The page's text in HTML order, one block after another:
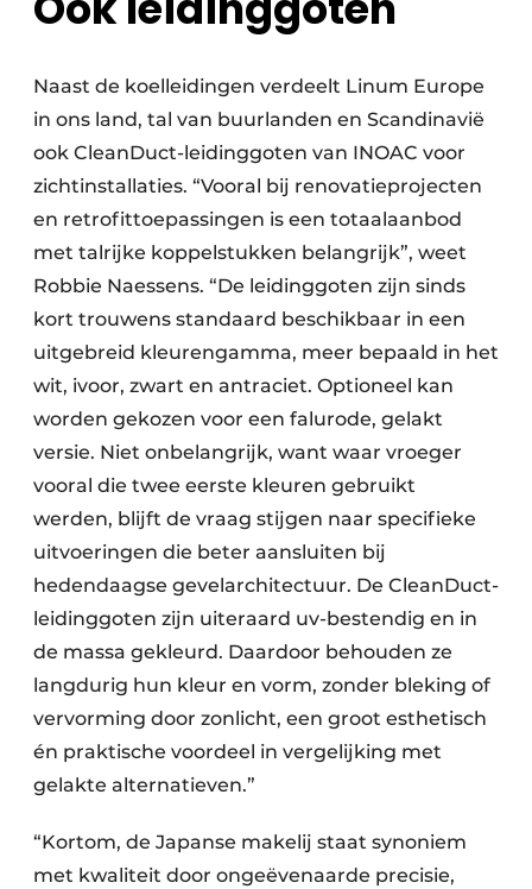
Naast de koelleidingen verdeelt Linum Europe
in ons land, tal van buurlanden en Scandinavië
ook CleanDuct-leidinggoten van INOAC voor
zichtinstallaties. “Vooral bij renovatieprojecten
en retrofittoepassingen is een totaalaanbod
met talrijke koppelstukken belangrijk”, weet
Robbie Naessens. “De leidinggoten zijn sinds
kort trouwens standaard beschikbaar in een
uitgebreid kleurengamma, meer bepaald in het
wit, ivoor, zwart en antraciet. Optioneel kan
worden gekozen voor een falurode, gelakt
versie. Niet onbelangrijk, want waar vroeger
vooral die twee eerste kleuren gebruikt
werden, blijft de vraag stijgen naar specifieke
uitvoeringen die beter aansluiten bij
hedendaagse gevelarchitectuur. De CleanDuct-
leidinggoten zijn uiteraard uv-bestendig en in
de massa gekleurd. Daardoor behouden ze
langdurig hun kleur en vorm, zonder bleking of
vervorming door zonlicht, een groot esthetisch
én praktische voordeel in vergelijking met
gelakte alternatieven.”
“Kortom, de Japanse makelij staat synoniem
met kwaliteit door ongeëvenaarde precisie,